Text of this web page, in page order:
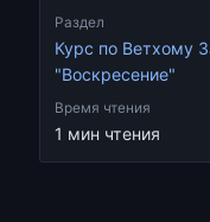
Раздел
Курс по Ветхому
"Воскресение"
Время чтения
1 мин чтения